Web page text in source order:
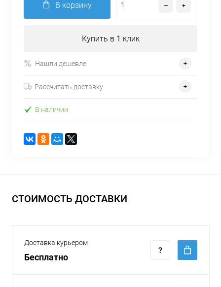
В корзину
Купить в 1 клик
Нашли дешевле
Рассчитать доставку
В наличии
СТОИМОСТЬ ДОСТАВКИ
Доставка курьером
Бесплатно